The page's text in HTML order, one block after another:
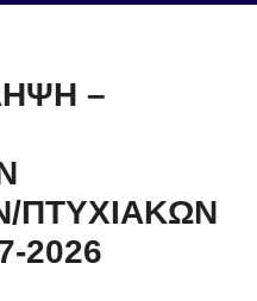
–
ΠΤΥΧΙΑΚΩΝ
2026